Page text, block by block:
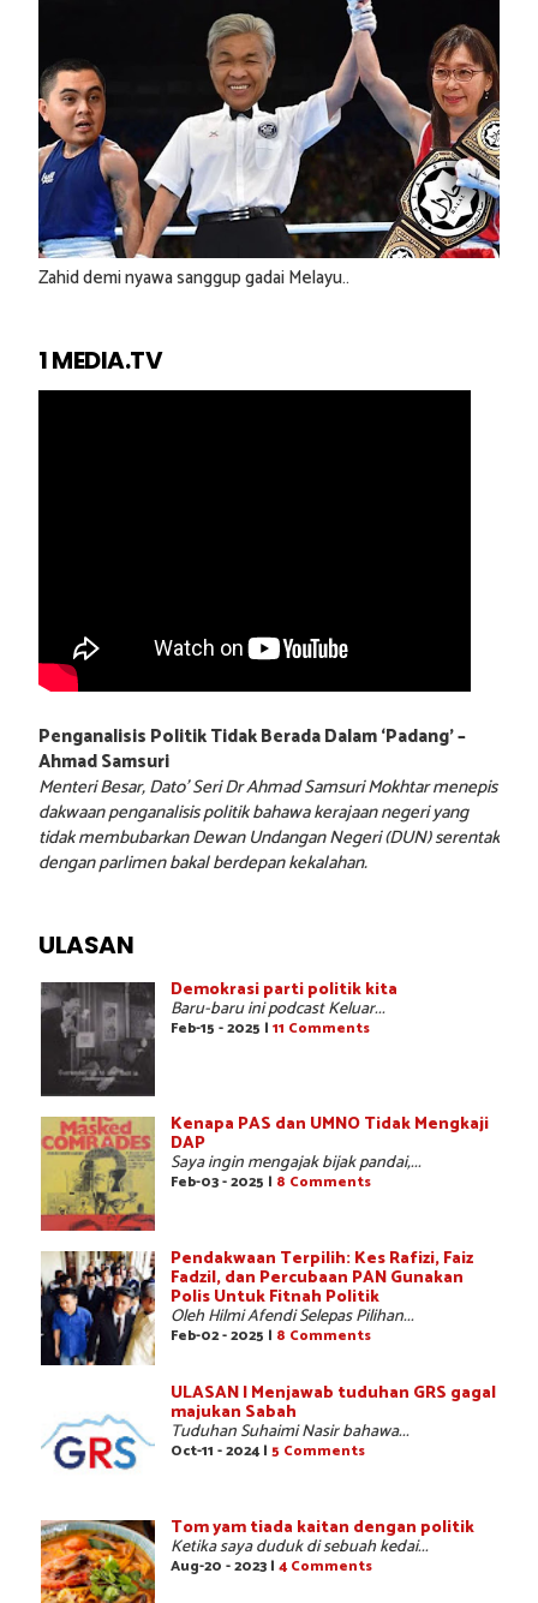
Zahid demi nyawa sanggup gadai Melayu..
1 MEDIA.TV
Penganalisis Politik Tidak Berada Dalam ‘Padang’ –
Ahmad Samsuri
Menteri Besar, Dato’ Seri Dr Ahmad Samsuri Mokhtar menepis
dakwaan penganalisis politik bahawa kerajaan negeri yang
tidak membubarkan Dewan Undangan Negeri (DUN) serentak
dengan parlimen bakal berdepan kekalahan.
ULASAN
Demokrasi parti politik kita
Baru-baru ini podcast Keluar...
Feb-15 - 2025 | 11 Comments
Kenapa PAS dan UMNO Tidak Mengkaji
DAP
Saya ingin mengajak bijak pandai,...
Feb-03 - 2025 | 8 Comments
Pendakwaan Terpilih: Kes Rafizi, Faiz
Fadzil, dan Percubaan PAN Gunakan
Polis Untuk Fitnah Politik
Oleh Hilmi Afendi Selepas Pilihan...
Feb-02 - 2025 | 8 Comments
ULASAN | Menjawab tuduhan GRS gagal
majukan Sabah
Tuduhan Suhaimi Nasir bahawa...
Oct-11 - 2024 | 5 Comments
Tom yam tiada kaitan dengan politik
Ketika saya duduk di sebuah kedai...
Aug-20 - 2023 | 4 Comments